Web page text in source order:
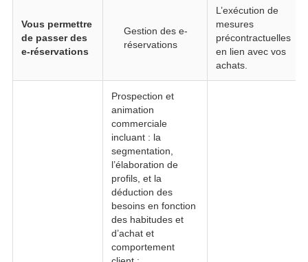
Vous permettre
de passer des
e-réservations
Gestion des e-
réservations
L’exécution de
mesures
précontractuelles
en lien avec vos
achats.
Prospection et
animation
commerciale
incluant : la
segmentation,
l’élaboration de
profils, et la
déduction des
besoins en fonction
des habitudes et
d’achat et
comportement